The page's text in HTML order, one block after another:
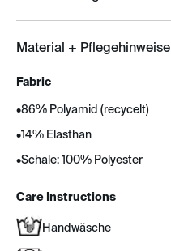
Material + Pflegehinweise
Fabric
•86% Polyamid (recycelt)
•14% Elasthan
•Schale: 100% Polyester
Care Instructions
Handwäsche